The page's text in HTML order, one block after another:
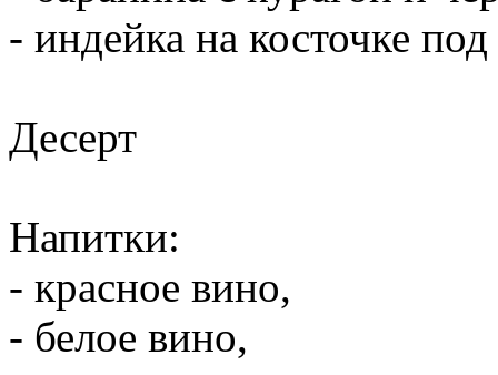
- индейка на косточке
Десерт
Напитки:
- красное вино,
- белое вино,